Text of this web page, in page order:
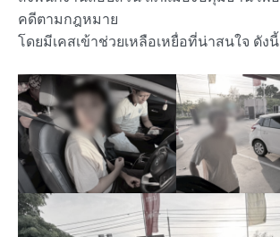
คดีตามกฎหมาย
โดยมีเคสเข้าช่วยเหลือเหยื่อที่น่าสนใจ ดังนี้